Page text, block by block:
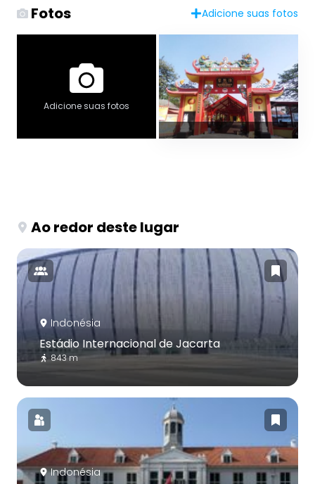
Fotos Adicione suas fotos
Adicione suas fotos
Ao redor deste lugar
Indonésia
Estádio Internacional de Jacarta
843 m
Indonésia